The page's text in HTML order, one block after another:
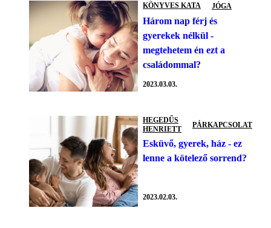
KÖNYVES KATA JÓGA
Három nap férj és
gyerekek nélkül -
megtehetem én ezt a
családommal?
2023.03.03.
HEGEDŰS
HENRIETT
PÁRKAPCSOLAT
Esküvő, gyerek, ház - ez
lenne a kötelező sorrend?
2023.02.03.